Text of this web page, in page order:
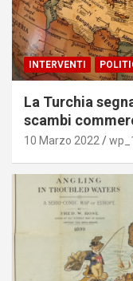
INTERVENTI
La Turchia
scambi
10 Marzo 2022